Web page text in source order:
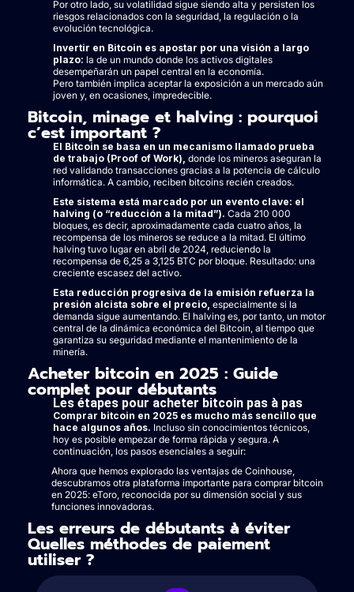
Por otro lado, su volatilidad sigue siendo alta y persisten los
riesgos relacionados con la seguridad, la regulación o la
evolución tecnológica.
Invertir en Bitcoin es apostar por una visión a largo
plazo: la de un mundo donde los activos digitales
desempeñarán un papel central en la economía.
Pero también implica aceptar la exposición a un mercado aún
joven y, en ocasiones, impredecible.
Bitcoin, minage et halving : pourquoi
c’est important ?
El Bitcoin se basa en un mecanismo llamado prueba
de trabajo (Proof of Work), donde los mineros aseguran la
red validando transacciones gracias a la potencia de cálculo
informática. A cambio, reciben bitcoins recién creados.
Este sistema está marcado por un evento clave: el
halving (o “reducción a la mitad”). Cada 210 000
bloques, es decir, aproximadamente cada cuatro años, la
recompensa de los mineros se reduce a la mitad. El último
halving tuvo lugar en abril de 2024, reduciendo la
recompensa de 6,25 a 3,125 BTC por bloque. Resultado: una
creciente escasez del activo.
Esta reducción progresiva de la emisión refuerza la
presión alcista sobre el precio, especialmente si la
demanda sigue aumentando. El halving es, por tanto, un motor
central de la dinámica económica del Bitcoin, al tiempo que
garantiza su seguridad mediante el mantenimiento de la
minería.
Acheter bitcoin en 2025 : Guide
complet pour débutants
Les étapes pour acheter bitcoin pas à pas
Comprar bitcoin en 2025 es mucho más sencillo que
hace algunos años. Incluso sin conocimientos técnicos,
hoy es posible empezar de forma rápida y segura. A
continuación, los pasos esenciales a seguir:
Ahora que hemos explorado las ventajas de Coinhouse,
descubramos otra plataforma importante para comprar bitcoin
en 2025: eToro, reconocida por su dimensión social y sus
funciones innovadoras.
Les erreurs de débutants à éviter
Quelles méthodes de paiement
utiliser ?